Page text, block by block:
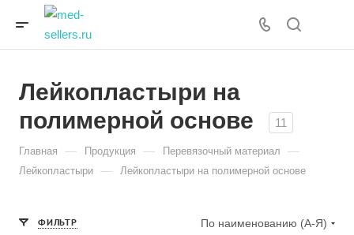
Лейкопластыри на
полимерной основе
11
Главная — Продукция — Перевязочный материал —
Лейкопластыри — Лейкопластыри на полимерной основе
ФИЛЬТР По наименованию (А-Я)